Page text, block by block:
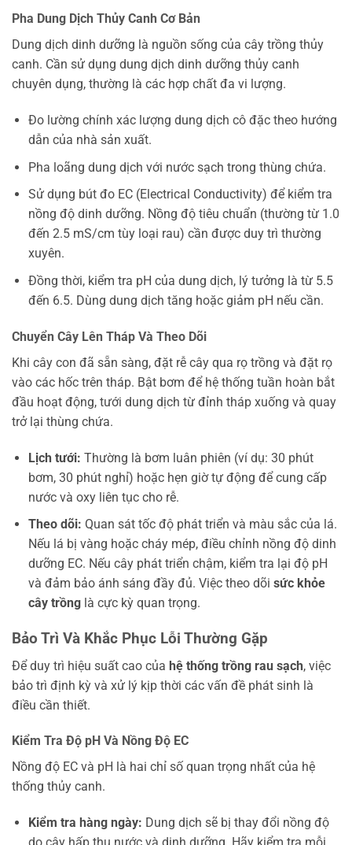
Pha Dung Dịch Thủy Canh Cơ Bản
Dung dịch dinh dưỡng là nguồn sống của cây trồng thủy
canh. Cần sử dụng dung dịch dinh dưỡng thủy canh
chuyên dụng, thường là các hợp chất đa vi lượng.
Đo lường chính xác lượng dung dịch cô đặc theo hướng
dẫn của nhà sản xuất.
Pha loãng dung dịch với nước sạch trong thùng chứa.
Sử dụng bút đo EC (Electrical Conductivity) để kiểm tra
nồng độ dinh dưỡng. Nồng độ tiêu chuẩn (thường từ 1.0
đến 2.5 mS/cm tùy loại rau) cần được duy trì thường
xuyên.
Đồng thời, kiểm tra pH của dung dịch, lý tưởng là từ 5.5
đến 6.5. Dùng dung dịch tăng hoặc giảm pH nếu cần.
Chuyển Cây Lên Tháp Và Theo Dõi
Khi cây con đã sẵn sàng, đặt rễ cây qua rọ trồng và đặt rọ
vào các hốc trên tháp. Bật bơm để hệ thống tuần hoàn bắt
đầu hoạt động, tưới dung dịch từ đỉnh tháp xuống và quay
trở lại thùng chứa.
Lịch tưới: Thường là bơm luân phiên (ví dụ: 30 phút
bơm, 30 phút nghỉ) hoặc hẹn giờ tự động để cung cấp
nước và oxy liên tục cho rễ.
Theo dõi: Quan sát tốc độ phát triển và màu sắc của lá.
Nếu lá bị vàng hoặc cháy mép, điều chỉnh nồng độ dinh
dưỡng EC. Nếu cây phát triển chậm, kiểm tra lại độ pH
và đảm bảo ánh sáng đầy đủ. Việc theo dõi sức khỏe
cây trồnglà cực kỳ quan trọng.
Bảo Trì Và Khắc Phục Lỗi Thường Gặp
Để duy trì hiệu suất cao của hệ thống trồng rau sạch, việc
bảo trì định kỳ và xử lý kịp thời các vấn đề phát sinh là
điều cần thiết.
Kiểm Tra Độ pH Và Nồng Độ EC
Nồng độ EC và pH là hai chỉ số quan trọng nhất của hệ
thống thủy canh.
Kiểm tra hàng ngày: Dung dịch sẽ bị thay đổi nồng độ